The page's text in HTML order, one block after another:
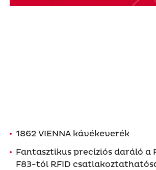
1862 VIENNA kávékeverék
Fantasztikus precíziós daráló a
F83-tól RFID